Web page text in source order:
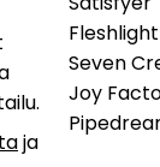
ja
Fleshlight
Seven
Joy